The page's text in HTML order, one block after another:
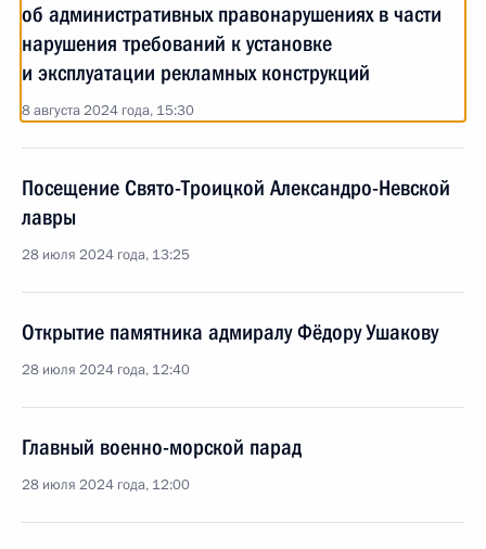
об административных правонарушениях в части
нарушения требований к установке
и эксплуатации рекламных конструкций
8 августа 2024 года, 15:30
Посещение Свято-Троицкой Александро-Невской
лавры
28 июля 2024 года, 13:25
Открытие памятника адмиралу Фёдору Ушакову
28 июля 2024 года, 12:40
Главный военно-морской парад
28 июля 2024 года, 12:00